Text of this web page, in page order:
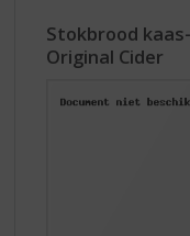
Stokbrood
Original Cider